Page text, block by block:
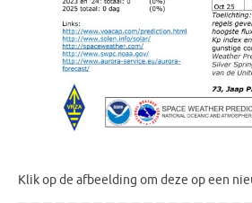
Klik op de afbeelding om deze op een